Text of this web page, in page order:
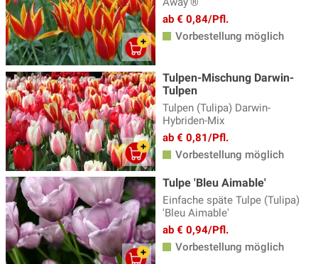
ab € 0,84/Pfl.
Vorbestellung möglich
Tulpen-Mischung Darwin-
Tulpen
Tulpen (Tulipa) Darwin-
Hybriden-Mix
ab € 0,81/Pfl.
Vorbestellung möglich
Tulpe 'Bleu Aimable'
Einfache späte Tulpe (Tulipa)
'Bleu Aimable'
ab € 0,94/Pfl.
Vorbestellung möglich